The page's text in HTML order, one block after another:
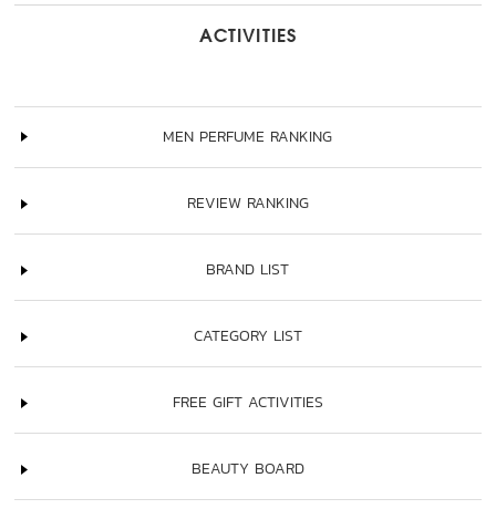
ACTIVITIES
MEN PERFUME RANKING
REVIEW RANKING
BRAND LIST
CATEGORY LIST
FREE GIFT ACTIVITIES
BEAUTY BOARD